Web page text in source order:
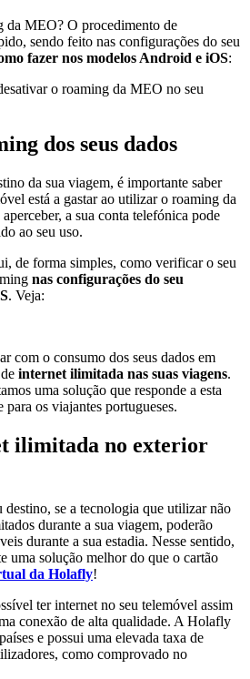
da MEO? O procedimento de
sendo feito nas configurações do seu
fazer nos modelos Android e iOS:
dos seus dados
da sua viagem, é importante saber
está a gastar ao utilizar o roaming da
a sua conta telefónica pode
ao seu uso.
de forma simples, como verificar o seu
nas configurações do seu
. Veja:
com o consumo dos seus dados em
internet ilimitada nas suas viagens.
uma solução que responde a esta
para os viajantes portugueses.
ilimitada no exterior
destino, se a tecnologia que utilizar não
durante a sua viagem, poderão
durante a sua estadia. Nesse sentido,
uma solução melhor do que o cartão
da Holafly!
ter internet no seu telemóvel assim
conexão de alta qualidade. A Holafly
e possui uma elevada taxa de
como comprovado no